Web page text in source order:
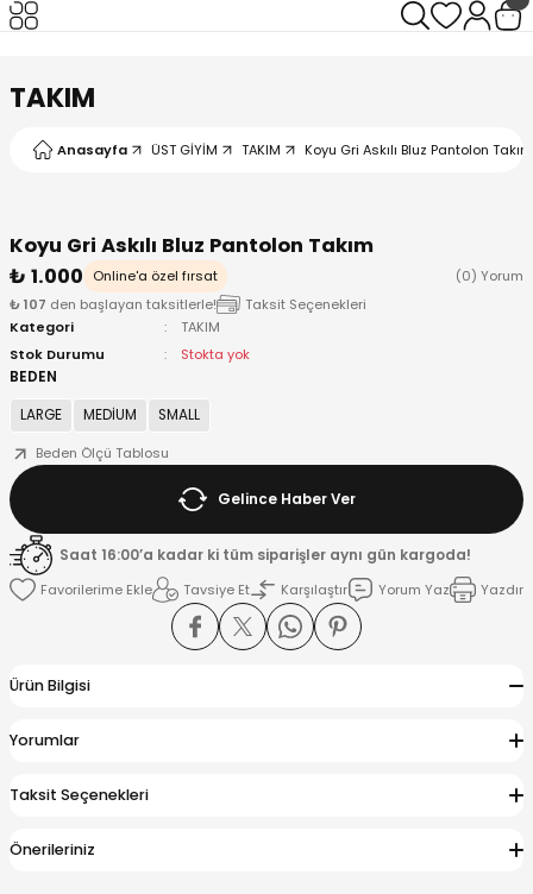
TAKIM
Anasayfa ÜST GİYİM TAKIM Koyu Gri Askılı Bluz Pantolon Takım
Koyu Gri Askılı Bluz Pantolon Takım
₺ 1.000
Online'a özel fırsat
(0) Yorum
₺ 107 den başlayan taksitlerle!
Taksit Seçenekleri
Kategori
TAKIM
Stok Durumu
Stokta yok
BEDEN
LARGE
MEDİUM
SMALL
Beden Ölçü Tablosu
Gelince Haber Ver
Saat 16:00’a kadar ki tüm siparişler aynı gün kargoda!
Tavsiye Et
Karşılaştır Yorum Yaz Yazdır
Ürün Bilgisi
Yorumlar
Taksit Seçenekleri
Önerileriniz
Geri Dön
Geri Dön
Geri Dön
Geri Dön